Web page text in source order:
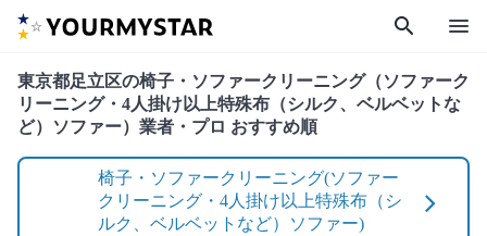
search menu
東京都足立区の椅子・ソファークリーニング（ソファーク
リーニング・4人掛け以上特殊布（シルク、ベルベットな
ど）ソファー）業者・プロ おすすめ順
椅子・ソファークリーニング(ソファー
クリーニング・4人掛け以上特殊布（シ
ルク、ベルベットなど）ソファー)